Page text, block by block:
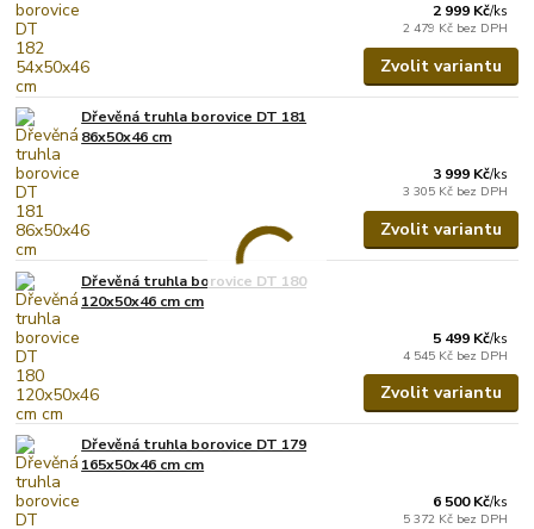
2 999 Kč/ks
2 479 Kč bez DPH
Zvolit variantu
Dřevěná truhla borovice DT 181
86x50x46 cm
3 999 Kč/ks
3 305 Kč bez DPH
Zvolit variantu
Dřevěná truhla borovice DT 180
120x50x46 cm cm
5 499 Kč/ks
4 545 Kč bez DPH
Zvolit variantu
Dřevěná truhla borovice DT 179
165x50x46 cm cm
6 500 Kč/ks
5 372 Kč bez DPH